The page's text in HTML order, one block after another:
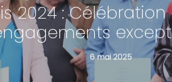
2024 :
6 mai 2025